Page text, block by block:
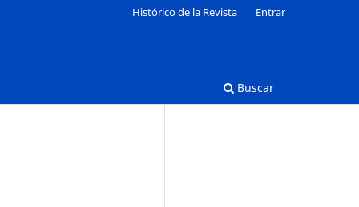
Buscar
Histórico de la Revista Entrar